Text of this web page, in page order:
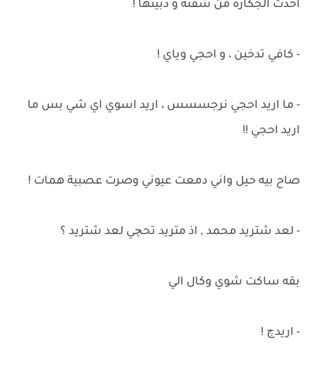
اخذت الجكاره من شفته و ذبيتها !
- كافي تدخين ، و احجي وياي !
- ما اريد احجي نرجسسس ، اريد اسوي اي شي بس ما
اريد احجي !!
صاح بيه حيل واني دمعت عيوني وصرت عصبية همات !
- لعد شتريد محمد , اذ متريد تحچي لعد شتريد ؟
بقه ساكت شوي وكال الي
- اريدچ !